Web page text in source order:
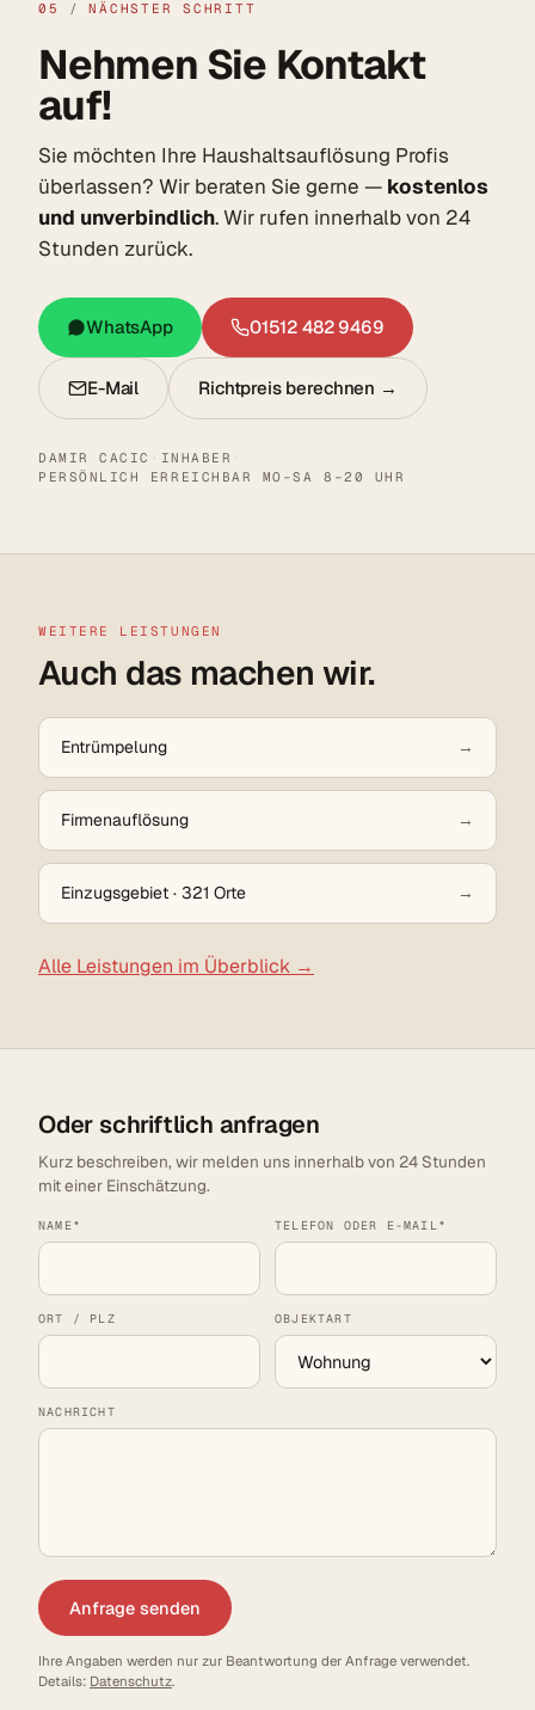
05 / NÄCHSTER SCHRITT
Nehmen Sie Kontakt
auf!
Sie möchten Ihre Haushaltsauflösung Profis
überlassen? Wir beraten Sie gerne — kostenlos
und unverbindlich. Wir rufen innerhalb von 24
Stunden zurück.
WhatsApp 01512 482 9469
E-Mail Richtpreis berechnen →
DAMIR CACIC · INHABER ·
PERSÖNLICH ERREICHBAR MO–SA 8–20 UHR
WEITERE LEISTUNGEN
Auch das machen wir.
Entrümpelung
Firmenauflösung
Einzugsgebiet · 321 Orte
Alle Leistungen im Überblick →
Oder schriftlich anfragen
Kurz beschreiben, wir melden uns innerhalb von 24 Stunden
mit einer Einschätzung.
NAME* TELEFON ODER E-MAIL*
ORT / PLZ OBJEKTART
NACHRICHT
Anfrage senden
Ihre Angaben werden nur zur Beantwortung der Anfrage verwendet.
Details: Datenschutz.